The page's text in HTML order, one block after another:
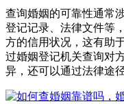
查询婚姻的可靠性通常
登记记录、法律文件等
方的信用状况，这有助
过婚姻登记机关查询对
异，还可以通过法律途